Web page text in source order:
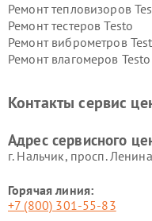
Ремонт тепловизоров
Ремонт тестеров Testo
Ремонт виброметров
Ремонт влагомеров Testo
Контакты сервис
Адрес сервисного
г. Нальчик, просп.
Горячая линия:
+7 (800) 301-55-83